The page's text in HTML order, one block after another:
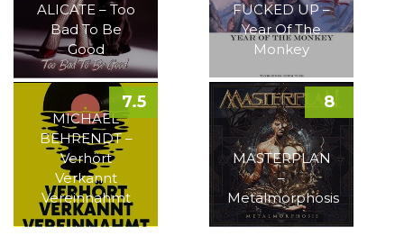
ALICATE – Too
Bad To Be
Good
FUCKED UP –
Year Of The
Monkey
MICHAEL
BEHRENDT –
Verhört
Verkannt
Vereinnahmt
7.5
MASTERPLAN
–
Metalmorphosis
8